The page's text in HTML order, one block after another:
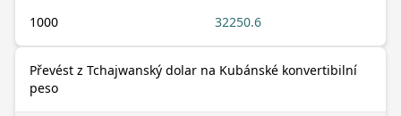
1000 32250.6
Převést z Tchajwanský dolar na Kubánské konvertibilní
peso